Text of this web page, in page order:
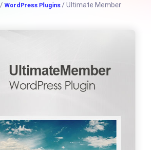
/WordPress Plugins / Ultimate Member